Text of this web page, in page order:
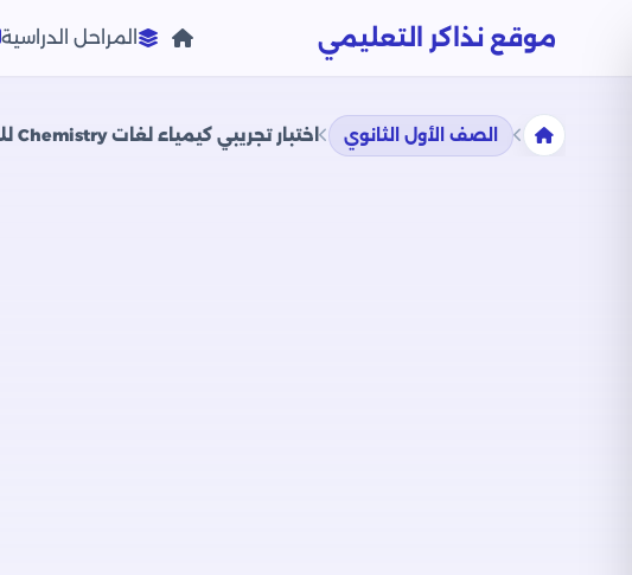
موقع نذاكر التعليمي المراحل الدراسية
الصف الأول الثانوي اختبار تجريبي كيمياء لغات Chemistry للصف الأول الثانوي الترم الثاني 2024